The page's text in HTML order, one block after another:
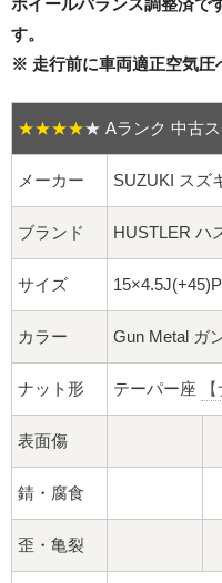
19インチ：夏タイヤホ
20インチ：夏タイヤホ
ホイールナット
平面座ナット
ロング平面ナット
ショート球面ナット
貫通ナット
す。
※ 走行前に車両適正空気圧
★★★★★ Aランク 中古
メーカー SUZUKI スズ
ブランド HUSTLER ハ
サイズ
カラー Gun Metal ガ
ナット形 テーパー座
表面傷
錆・腐食
歪・亀裂